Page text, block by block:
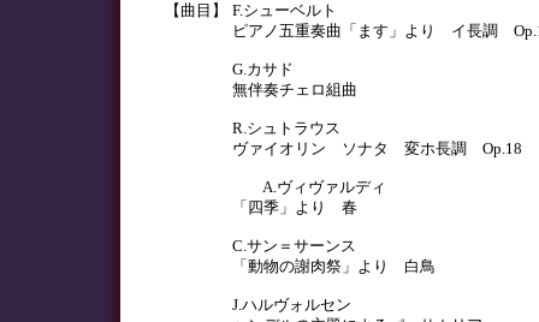
【曲目】
F.シューベルト
ピアノ五重奏曲「ます」より イ長調
G.カサド
無伴奏チェロ組曲
R.シュトラウス
ヴァイオリン ソナタ 変ホ長調 Op.18
A.ヴィヴァルディ
「四季」より 春
C.サン＝サーンス
「動物の謝肉祭」より 白鳥
J.ハルヴォルセン